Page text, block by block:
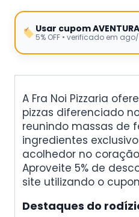
Usar cupom
5% OFF • verificado em
A Fra Noi Pizzaria
pizzas diferenciado
reunindo massas de
ingredientes
acolhedor no
Aproveite 5% de
site utilizando o
Destaques do